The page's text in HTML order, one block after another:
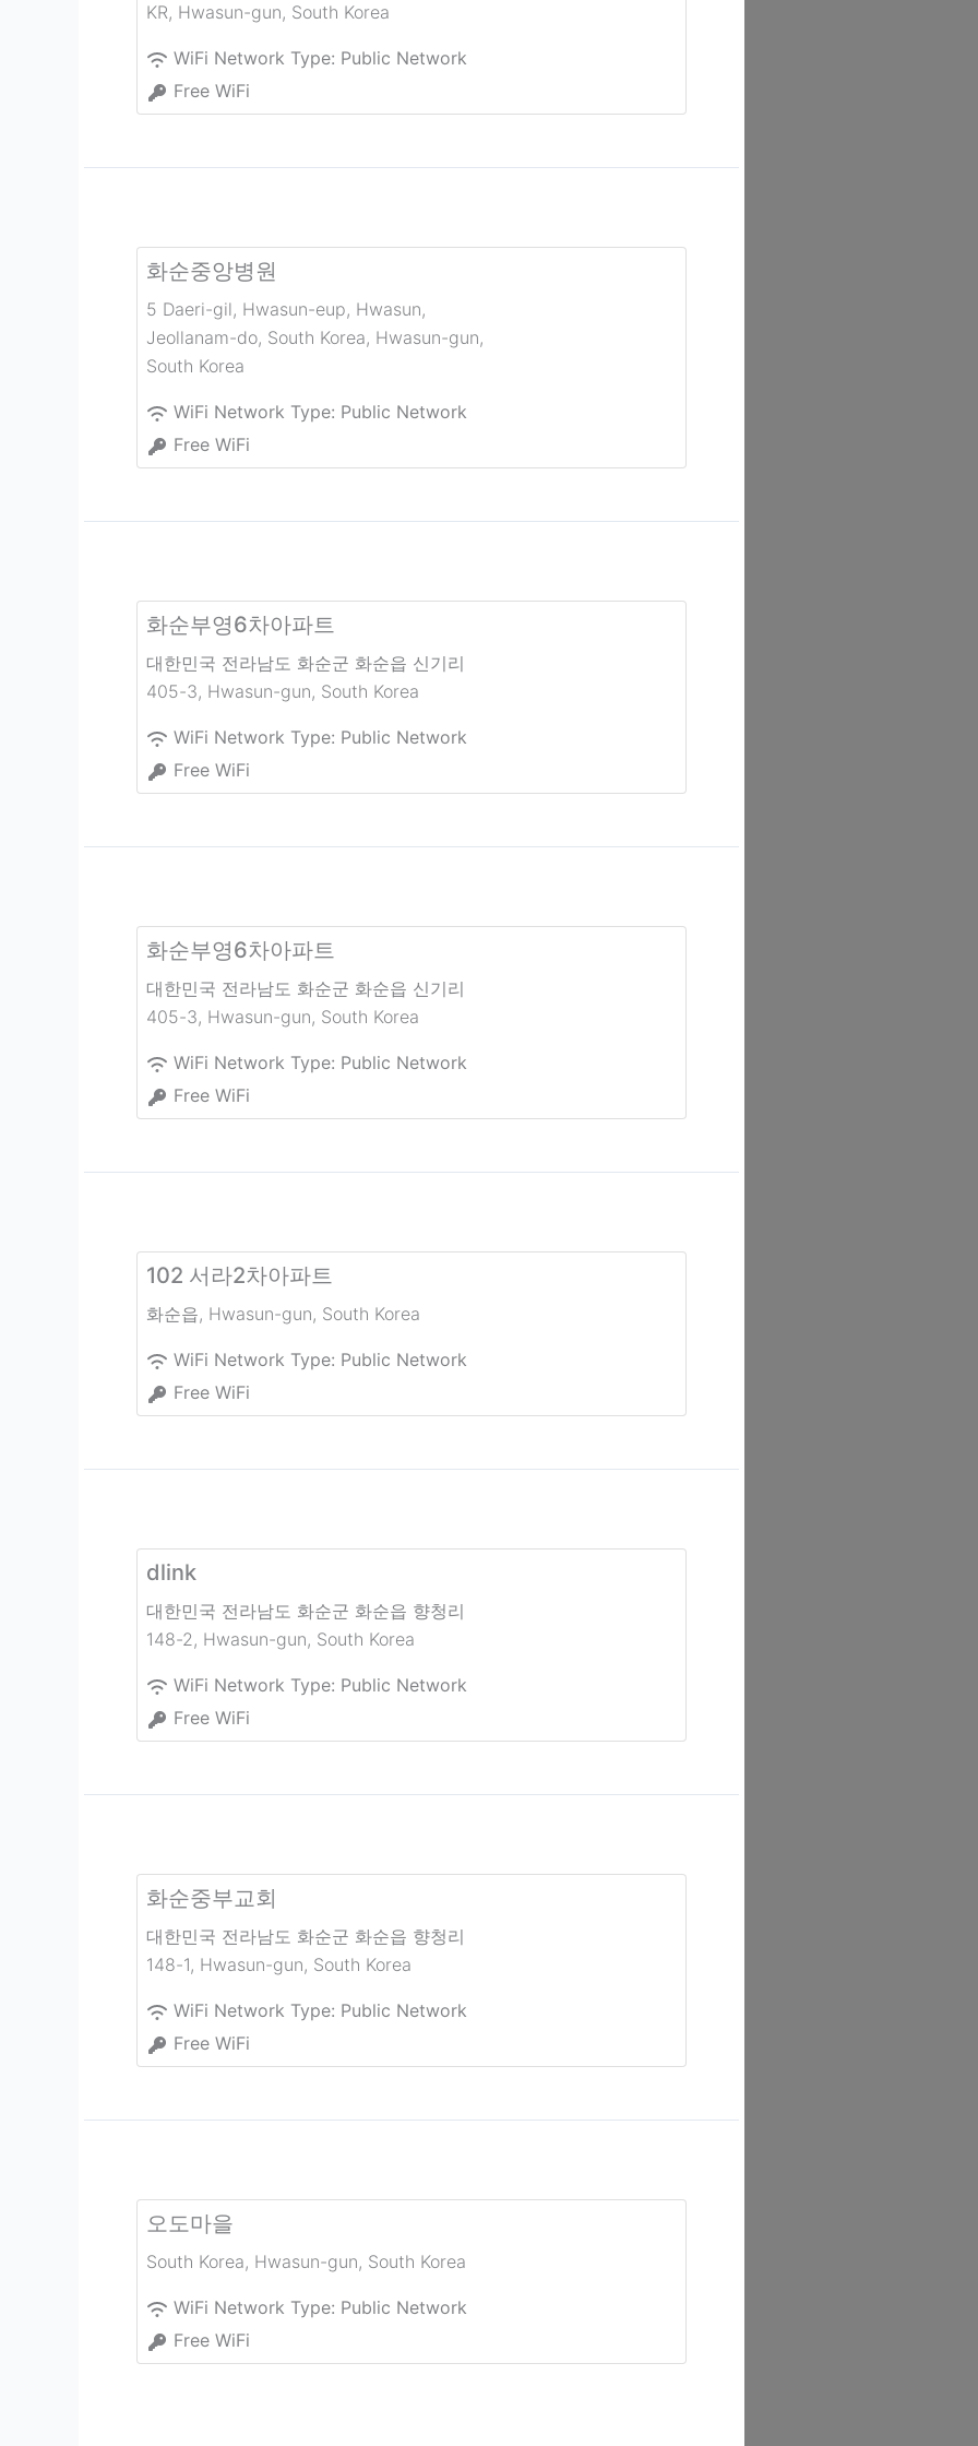
KR, Hwasun-gun, South Korea
WiFi Network Type: Public Network
Free WiFi
화순중앙병원
5 Daeri-gil, Hwasun-eup, Hwasun,
Jeollanam-do, South Korea, Hwasun-gun,
South Korea
WiFi Network Type: Public Network
Free WiFi
화순부영6차아파트
대한민국 전라남도 화순군 화순읍 신기리
405-3, Hwasun-gun, South Korea
WiFi Network Type: Public Network
Free WiFi
화순부영6차아파트
대한민국 전라남도 화순군 화순읍 신기리
405-3, Hwasun-gun, South Korea
WiFi Network Type: Public Network
Free WiFi
102 서라2차아파트
화순읍, Hwasun-gun, South Korea
WiFi Network Type: Public Network
Free WiFi
dlink
대한민국 전라남도 화순군 화순읍 향청리
148-2, Hwasun-gun, South Korea
WiFi Network Type: Public Network
Free WiFi
화순중부교회
대한민국 전라남도 화순군 화순읍 향청리
148-1, Hwasun-gun, South Korea
WiFi Network Type: Public Network
Free WiFi
오도마을
South Korea, Hwasun-gun, South Korea
WiFi Network Type: Public Network
Free WiFi